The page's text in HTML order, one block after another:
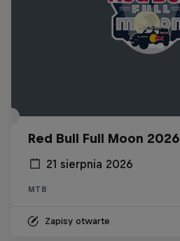
Red Bull Full Moon 2026
21 sierpnia 2026
MTB
Zapisy otwarte